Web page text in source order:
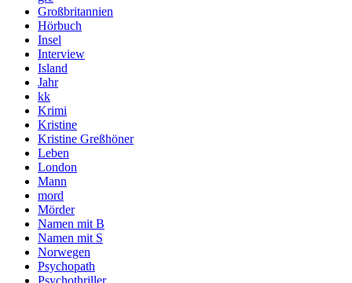
Großbritannien
Hörbuch
Insel
Interview
Island
Jahr
kk
Krimi
Kristine
Kristine Greßhöner
Leben
London
Mann
mord
Mörder
Namen mit B
Namen mit S
Norwegen
Psychopath
Psychothriller